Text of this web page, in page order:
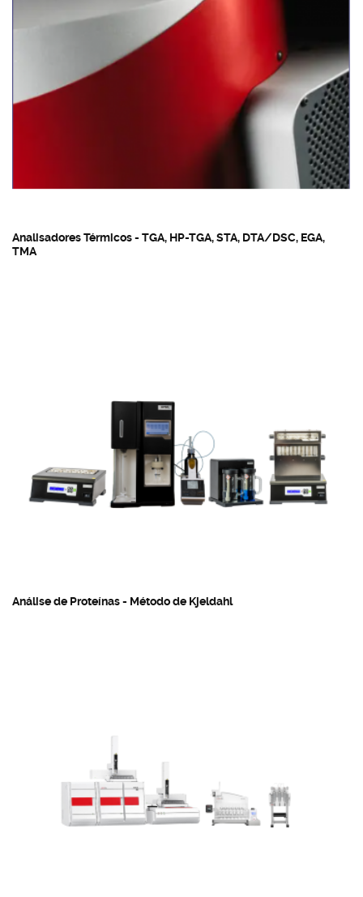
Analisadores Térmicos - TGA, HP-TGA, STA, DTA/DSC, EGA,
TMA
Análise de Proteínas - Método de Kjeldahl